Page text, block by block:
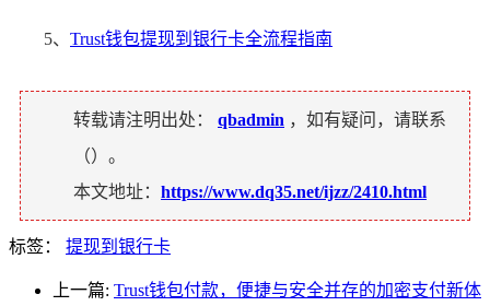
5、 Trust钱包提现到银行卡全流程指南
转载请注明出处： qbadmin ，如有疑问，请联系
（）。
本文地址： https://www.dq35.net/ijzz/2410.html
标签： 提现到银行卡
上一篇: Trust钱包付款，便捷与安全并存的加密支付新体